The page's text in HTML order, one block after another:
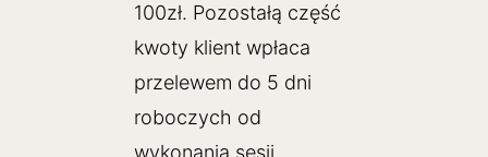
100zł. Pozostałą część
kwoty klient wpłaca
przelewem do 5 dni
roboczych od
wykonania sesji